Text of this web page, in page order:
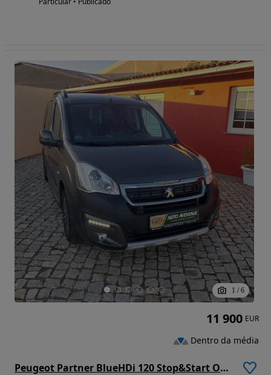
1 / 6
Peugeot Partner BlueHDi 120 Stop&Start Outdoor
11 900 EUR
Dentro da média